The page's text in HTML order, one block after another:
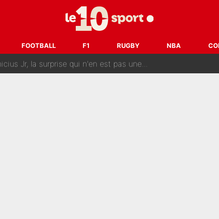
FOOTBALL F1 RUGBY NBA
: Kylian Mbappé et Lamine Yamal changent de chaîne, «le
liste, Zidane a décidé d’accueillir une nouvelle tête en
Jr, la surprise qui n'en est pas une...